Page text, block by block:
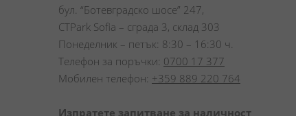
бул. “Ботевградско шосе” 247,
CTPark Sofia – сграда 3, склад 303
Понеделник – петък: 8:30 – 16:30 ч.
Телефон за поръчки: 0700 17 377
Мобилен телефон: +359 889 220 764
Изпратете запитване за наличност